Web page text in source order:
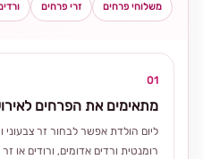
משלוחי פרחים זרי פרחים
01
מתאימים את הפרחים
ליום הולדת אפשר לבחור זר צבעוני
רומנטית ורדים אדומים, ורודים או